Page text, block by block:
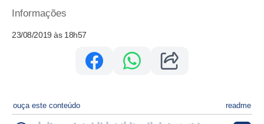
Informações
23/08/2019 às 18h57
ouça este conteúdo readme